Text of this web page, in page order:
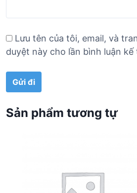
Lưu tên của tôi, email, và
duyệt này cho lần bình luận kế
Sản phẩm tương tự